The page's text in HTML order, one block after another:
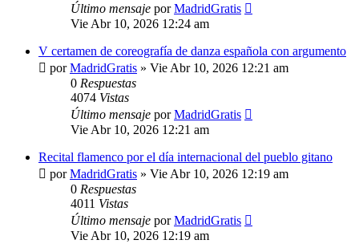
Último mensaje porMadridGratis
Vie Abr 10, 2026 12:24 am
V certamen de coreografía de danza española con argumento
porMadridGratis » Vie Abr 10, 2026 12:21 am
0 Respuestas
4074 Vistas
Último mensaje porMadridGratis
Vie Abr 10, 2026 12:21 am
Recital flamenco por el día internacional del pueblo gitano
porMadridGratis » Vie Abr 10, 2026 12:19 am
0 Respuestas
4011 Vistas
Último mensaje porMadridGratis
Vie Abr 10, 2026 12:19 am